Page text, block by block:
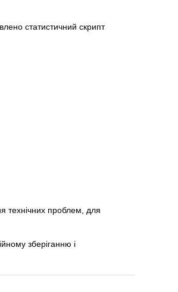
статистичний скрипт
технічних проблем, для
зберіганню і